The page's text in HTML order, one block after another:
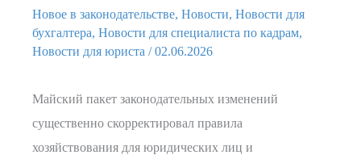
Новое в законодательстве, Новости, Новости для
бухгалтера, Новости для специалиста по кадрам,
Новости для юриста /02.06.2026
Майский пакет законодательных изменений
существенно скорректировал правила
хозяйствования для юридических лиц и